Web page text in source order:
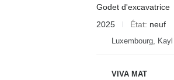
Godet d'excavatrice
2025
État neuf
Luxembourg, Kayl
VIVA MAT